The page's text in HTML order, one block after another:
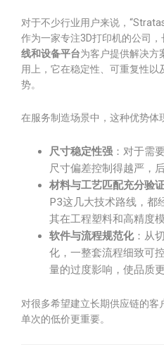
对于不少行业用户来说，
作为一家专注3D打印机的公司，
线和设备平台为客户提供解决方
用上，它在稳定性、可重复性
势。
在服务制造场景中，这种优势体
尺寸稳定性强 ：对于需
尺寸偏差控制得越严，
材料与工艺匹配充分验
P3这几大技术路线，都
其在工程塑料和高精度
软件与流程规范化：从
化，一整套流程细致可
量的过度影响，使品质更
对很多希望建立长期供应链的客
单次的低价更重要。